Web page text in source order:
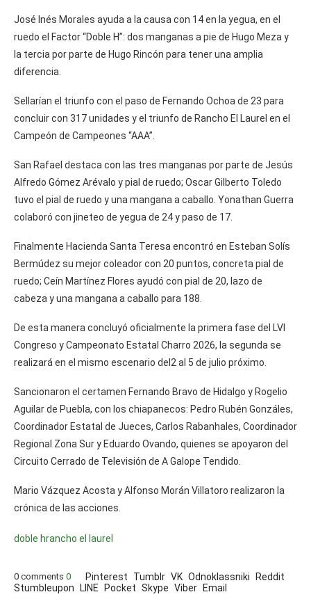
José Inés Morales ayuda a la causa con 14 en la yegua, en el
ruedo el Factor “Doble H”: dos manganas a pie de Hugo Meza y
la tercia por parte de Hugo Rincón para tener una amplia
diferencia.
Sellarían el triunfo con el paso de Fernando Ochoa de 23 para
concluir con 317 unidades y el triunfo de Rancho El Laurel en el
Campeón de Campeones “AAA”.
San Rafael destaca con las tres manganas por parte de Jesús
Alfredo Gómez Arévalo y pial de ruedo; Oscar Gilberto Toledo
tuvo el pial de ruedo y una mangana a caballo. Yonathan Guerra
colaboró con jineteo de yegua de 24 y paso de 17.
Finalmente Hacienda Santa Teresa encontró en Esteban Solís
Bermúdez su mejor coleador con 20 puntos, concreta pial de
ruedo; Ceín Martínez Flores ayudó con pial de 20, lazo de
cabeza y una mangana a caballo para 188.
De esta manera concluyó oficialmente la primera fase del LVI
Congreso y Campeonato Estatal Charro 2026, la segunda se
realizará en el mismo escenario del2 al 5 de julio próximo.
Sancionaron el certamen Fernando Bravo de Hidalgo y Rogelio
Aguilar de Puebla, con los chiapanecos: Pedro Rubén Gonzáles,
Coordinador Estatal de Jueces, Carlos Rabanhales, Coordinador
Regional Zona Sur y Eduardo Ovando, quienes se apoyaron del
Circuito Cerrado de Televisión de A Galope Tendido.
Mario Vázquez Acosta y Alfonso Morán Villatoro realizaron la
crónica de las acciones.
doble hrancho el laurel
0 comments 0 Pinterest Tumblr VK Odnoklassniki Reddit
Stumbleupon LINE Pocket Skype Viber Email